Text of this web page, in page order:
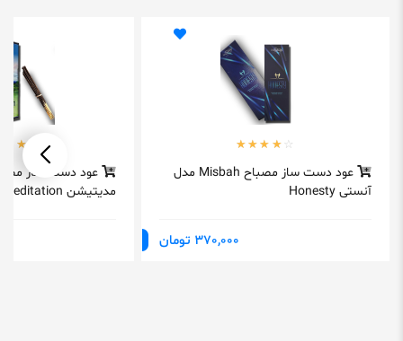
عود دست ساز مصباح Misbah مدل
آنستی Honesty
370,000 تومان
مدیتیشن Meditation